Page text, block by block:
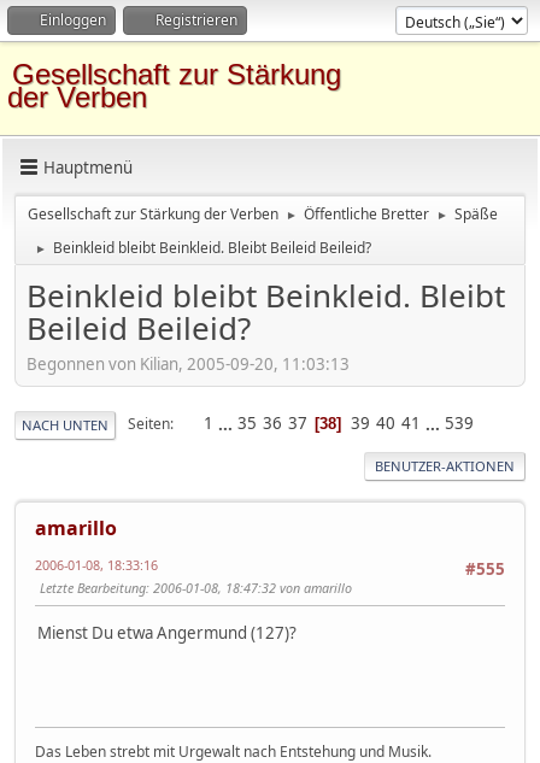
Einloggen Registrieren
Gesellschaft zur Stärkung
der Verben
Hauptmenü
Gesellschaft zur Stärkung der Verben ► Öffentliche Bretter ► Späße
► Beinkleid bleibt Beinkleid. Bleibt Beileid Beileid?
Beinkleid bleibt Beinkleid. Bleibt
Beileid Beileid?
Begonnen von Kilian, 2005-09-20, 11:03:13
NACH UNTEN Seiten 1 ... 35 36 37 38 39 40 41 ... 539
BENUTZER-AKTIONEN
amarillo
#555
2006-01-08, 18:33:16
Letzte Bearbeitung: 2006-01-08, 18:47:32 von amarillo
Mienst Du etwa Angermund (127)?
Das Leben strebt mit Urgewalt nach Entstehung und Musik.